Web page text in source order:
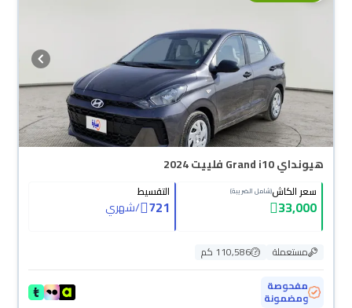
هيونداي Grand i10 فلييت 2024
سعر الكاش(شامل الضريبة)
33,000
التقسيط
721
/شهري
مستعملة
110,586 كم
مفحوصة
ومضمونة